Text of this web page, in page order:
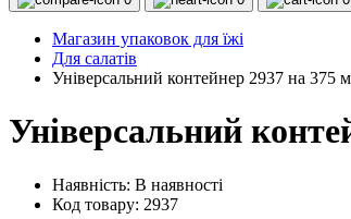
Магазин упаковок для їжі
Для салатів
Універсальний контейнер 2937 на 375
Універсальний
Наявність: В наявності
Код товару: 2937